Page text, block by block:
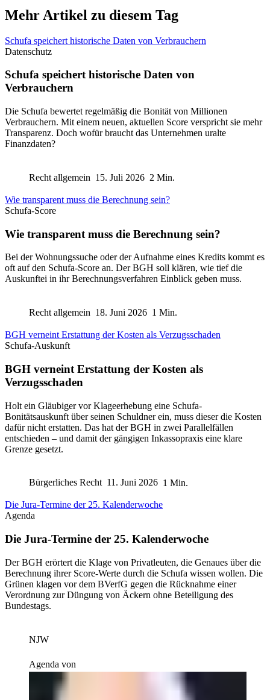
Mehr Artikel zu diesem Tag
Schufa speichert historische Daten von Verbrauchern
Datenschutz
Schufa speichert historische Daten von
Verbrauchern
Die Schufa bewertet regelmäßig die Bonität von Millionen
Verbrauchern. Mit einem neuen, aktuellen Score verspricht sie mehr
Transparenz. Doch wofür braucht das Unternehmen uralte
Finanzdaten?
Recht allgemein 15. Juli 2026 2 Min.
Wie transparent muss die Berechnung sein?
Schufa-Score
Wie transparent muss die Berechnung sein?
Bei der Wohnungssuche oder der Aufnahme eines Kredits kommt es
oft auf den Schufa-Score an. Der BGH soll klären, wie tief die
Auskunftei in ihr Berechnungsverfahren Einblick geben muss.
Recht allgemein 18. Juni 2026 1 Min.
BGH verneint Erstattung der Kosten als Verzugsschaden
Schufa-Auskunft
BGH verneint Erstattung der Kosten als
Verzugsschaden
Holt ein Gläubiger vor Klageerhebung eine Schufa-
Bonitätsauskunft über seinen Schuldner ein, muss dieser die Kosten
dafür nicht erstatten. Das hat der BGH in zwei Parallelfällen
entschieden – und damit der gängigen Inkassopraxis eine klare
Grenze gesetzt.
Bürgerliches Recht 11. Juni 2026 1 Min.
Die Jura-Termine der 25. Kalenderwoche
Agenda
Die Jura-Termine der 25. Kalenderwoche
Der BGH erörtert die Klage von Privatleuten, die Genaues über die
Berechnung ihrer Score-Werte durch die Schufa wissen wollen. Die
Grünen klagen vor dem BVerfG gegen die Rücknahme einer
Verordnung zur Düngung von Äckern ohne Beteiligung des
Bundestags.
NJW
Agenda von